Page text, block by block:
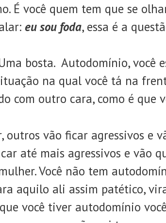
É você quem tem que se
eu sou foda, essa é a
bosta. Autodomínio, você
na qual você tá na
com outro cara, como é que
outros vão ficar agressivos e
até mais agressivos e vão
Você não tem
aquilo ali assim patético,
você tiver autodomínio